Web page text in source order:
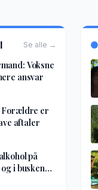
Se alle →
Voksne
ansvar
Forældre er
aftaler
på
i buskene